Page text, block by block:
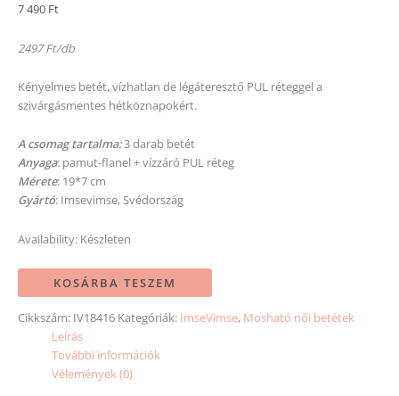
7 490 Ft
2497 Ft/db
Kényelmes betét, vízhatlan de légáteresztő PUL réteggel a
szivárgásmentes hétköznapokért.
A csomag tartalma:3 darab betét
Anyaga: pamut-flanel + vízzáró PUL réteg
Mérete: 19*7 cm
Gyártó: Imsevimse, Svédország
Availability: Készleten
KOSÁRBA TESZEM
Cikkszám: IV18416 Kategóriák: ImseVimse, Mosható női betétek
Leírás
További információk
Vélemények (0)